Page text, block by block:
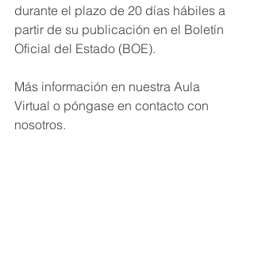
durante el plazo de 20 días hábiles a
partir de su publicación en el Boletín
Oficial del Estado (BOE).
Más información en nuestra Aula
Virtual o póngase en contacto con
nosotros.